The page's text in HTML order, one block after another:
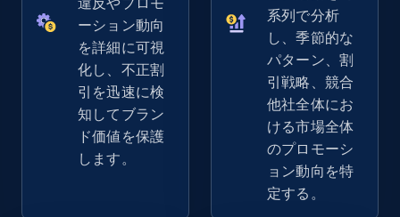
URL, Product id, Title, Seller name, Seller rating,
Seller reviews, Breadcrumbs, Root category, and
more.
2.5K+ 359+ 今すぐ始める
eBay - Collect products from shops on eBay
ーション動向
を詳細に可視
化し、不正割
引を迅速に検
知してブラン
ド価値を保護
します。
系列で分析
し、季節的な
パターン、割
引戦略、競合
他社全体にお
ける市場全体
のプロモーシ
ョン動向を特
定する。